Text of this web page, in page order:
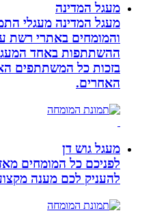
מעגל המדינה
מעגל המדינה מעגלי
והמומחים באתרי רשת
ההשתתפות באחד המעגלים
בזכות כל המשתתפים
האחרים.
מעגל גוש דן
לפניכם כל המומחים מאזור
להעניק לכם מענה מקצועי